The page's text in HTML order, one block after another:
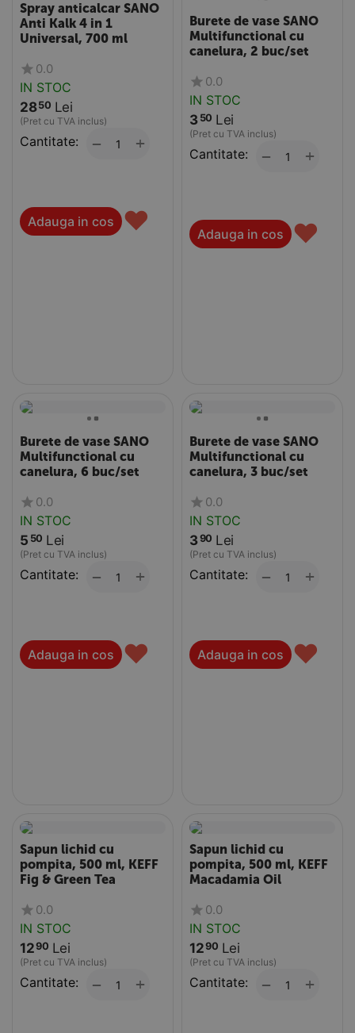
Spray anticalcar SANO
Anti Kalk 4 in 1
Universal, 700 ml
0.0
IN STOC
2850 Lei
(Pret cu TVA inclus)
Cantitate: +
−
Adauga in cos ♥
Burete de vase SANO
Multifunctional cu
canelura, 2 buc/set
0.0
IN STOC
3 50 Lei
(Pret cu TVA inclus)
Cantitate: +
−
Adauga in cos ♥
Burete de vase SANO
Multifunctional cu
canelura, 6 buc/set
0.0
IN STOC
5 50 Lei
(Pret cu TVA inclus)
Cantitate: +
−
Adauga in cos ♥
Burete de vase SANO
Multifunctional cu
canelura, 3 buc/set
0.0
IN STOC
390 Lei
(Pret cu TVA inclus)
Cantitate: +
−
Adauga in cos ♥
Sapun lichid cu
pompita, 500 ml, KEFF
Fig & Green Tea
0.0
IN STOC
1290 Lei
(Pret cu TVA inclus)
Cantitate: +
−
Sapun lichid cu
pompita, 500 ml, KEFF
Macadamia Oil
0.0
IN STOC
1290 Lei
(Pret cu TVA inclus)
Cantitate: +
−